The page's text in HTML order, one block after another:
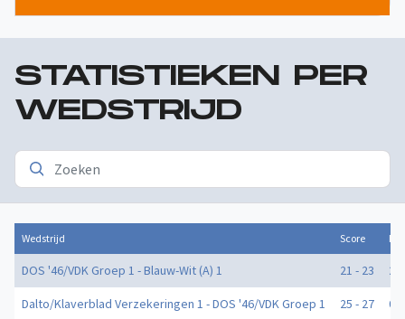
STATISTIEKEN PER
WEDSTRIJD
Wedstrijd Score
DOS '46/VDK Groep 1 - Blauw-Wit (A) 1 21 - 23 2
Dalto/Klaverblad Verzekeringen 1 - DOS '46/VDK Groep 1 25 - 27 0